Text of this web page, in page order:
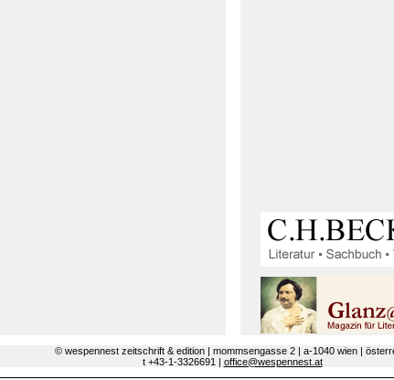
© wespennest zeitschrift & edition | mommsengasse 2 | a-1040 wien |
t +43-1-3326691 | office@wespennest.at